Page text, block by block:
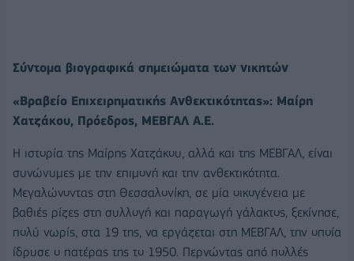
Σύντομα βιογραφικά σημειώματα των νικητών
«Βραβείο Επιχειρηματικής Ανθεκτικότητας»: Μαίρη
Χατζάκου, Πρόεδρος, ΜΕΒΓΑΛ Α.Ε.
Η ιστορία της Μαίρης Χατζάκου, αλλά και της ΜΕΒΓΑΛ, είναι
συνώνυμες με την επιμονή και την ανθεκτικότητα.
Μεγαλώνοντας στη Θεσσαλονίκη, σε μία οικογένεια με
βαθιές ρίζες στη συλλογή και παραγωγή γάλακτος, ξεκίνησε,
πολύ νωρίς, στα 19 της, να εργάζεται στη ΜΕΒΓΑΛ, την οποία
ίδρυσε ο πατέρας της το 1950. Περνώντας από πολλές